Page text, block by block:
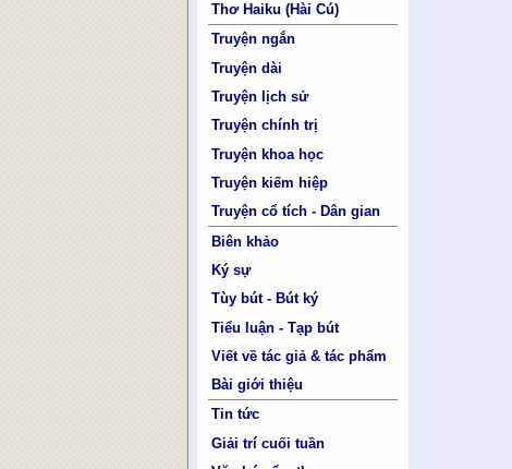
Thơ Haiku (Hài Cú)
Truyện ngắn
Truyện dài
Truyện lịch sử
Truyện chính trị
Truyện khoa học
Truyện kiếm hiệp
Truyện cổ tích - Dân gian
Biên khảo
Ký sự
Tùy bút - Bút ký
Tiểu luận - Tạp bút
Viết về tác giả & tác phẩm
Bài giới thiệu
Tin tức
Giải trí cuối tuần